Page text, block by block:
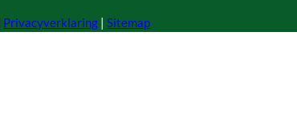
Privacyverklaring |Sitemap